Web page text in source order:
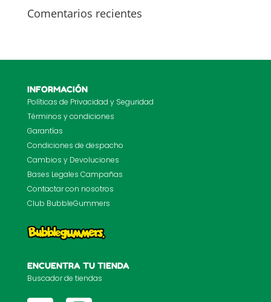
Comentarios recientes
INFORMACIÓN
Políticas de Privacidad y Seguridad
Términos y condiciones
Garantías
Condiciones de despacho
Cambios y Devoluciones
Bases Legales Campañas
Contactar con nosotros
Club BubbleGummers
ENCUENTRA TU TIENDA
Buscador de tiendas